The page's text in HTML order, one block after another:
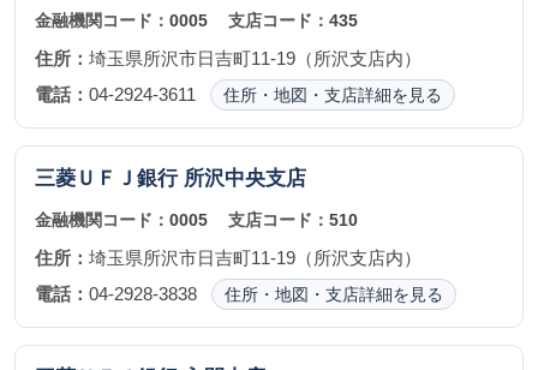
金融機関コード： 0005 支店コード：435
住所： 埼玉県所沢市日吉町11-19（所沢支店内）
電話： 04-2924-3611 住所・地図・支店詳細を見る
三菱ＵＦＪ銀行 所沢中央支店
金融機関コード： 0005 支店コード：510
住所： 埼玉県所沢市日吉町11-19（所沢支店内）
電話： 04-2928-3838 住所・地図・支店詳細を見る